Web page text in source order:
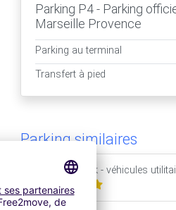
Parking P4 - Parking
Marseille Provence
Parking au terminal
Transfert à pied
Parking similaires
Eco Low Park - véhicules